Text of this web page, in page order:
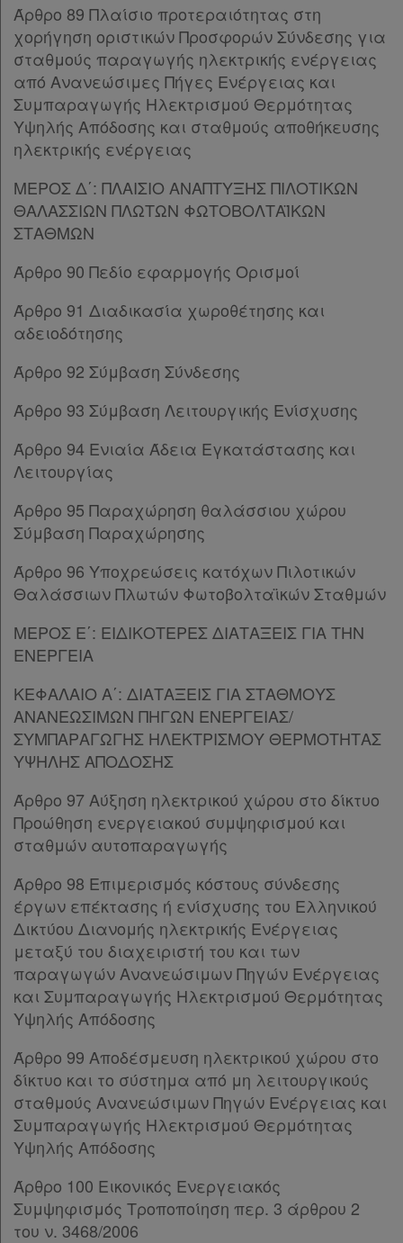
Άρθρο 54 [-]
Παρ.1
Παρ.2
Παρ.3
Παρ.4
Παρ.5
Παρ.6
Παρ.8
Παρ.9
Παρ.1
Παρ.2
Παρ.3
Άρθρο 56
Άρθρο 57
Παρ.1
Παρ.2
Παρ.3
Παρ.4
Παρ.5
ΜΕΡΟΣ Γ΄ [-]
Άρθρο 59
Άρθρο 60 [-]
Παρ.2
Άρθρο 61
Άρθρο 62
Άρθρο 63
Άρθρο 64
Άρθρο 66
Άρθρο 67
Άρθρο 68
Άρθρο 70
Άρθρο 71
Άρθρο 72
Άρθρο 73
Άρθρο 74
Άρθρο 75
Άρθρο 76
Άρθρο 77
Παρ.1
Παρ.2
Άρθρο 78
[-]
Παρ.1
Παρ.2
ΚΕΦΑΛΑΙΟ Β΄ [-]
Άρθρο 79
Άρθρο 80
Άρθρο 89 Πλαίσιο προτεραιότητας στη
χορήγηση οριστικών Προσφορών Σύνδεσης για
σταθμούς παραγωγής ηλεκτρικής ενέργειας
από Ανανεώσιμες Πήγες Ενέργειας και
Συμπαραγωγής Ηλεκτρισμού Θερμότητας
Υψηλής Απόδοσης και σταθμούς αποθήκευσης
ηλεκτρικής ενέργειας
ΜΕΡΟΣ Δ΄: ΠΛΑΙΣΙΟ ΑΝΑΠΤΥΞΗΣ ΠΙΛΟΤΙΚΩΝ
ΘΑΛΑΣΣΙΩΝ ΠΛΩΤΩΝ ΦΩΤΟΒΟΛΤΑΪΚΩΝ
ΣΤΑΘΜΩΝ
Άρθρο 90 Πεδίο εφαρμογής Ορισμοί
Άρθρο 91 Διαδικασία χωροθέτησης και
αδειοδότησης
Άρθρο 92 Σύμβαση Σύνδεσης
Άρθρο 93 Σύμβαση Λειτουργικής Ενίσχυσης
Άρθρο 94 Ενιαία Άδεια Εγκατάστασης και
Λειτουργίας
Άρθρο 95 Παραχώρηση θαλάσσιου χώρου
Σύμβαση Παραχώρησης
Άρθρο 96 Υποχρεώσεις κατόχων Πιλοτικών
Θαλάσσιων Πλωτών Φωτοβολταϊκών Σταθμών
ΜΕΡΟΣ Ε΄: ΕΙΔΙΚΟΤΕΡΕΣ ΔΙΑΤΑΞΕΙΣ ΓΙΑ ΤΗΝ
ΕΝΕΡΓΕΙΑ
ΚΕΦΑΛΑΙΟ Α΄: ΔΙΑΤΑΞΕΙΣ ΓΙΑ ΣΤΑΘΜΟΥΣ
ΑΝΑΝΕΩΣΙΜΩΝ ΠΗΓΩΝ ΕΝΕΡΓΕΙΑΣ/
ΣΥΜΠΑΡΑΓΩΓΗΣ ΗΛΕΚΤΡΙΣΜΟΥ ΘΕΡΜΟΤΗΤΑΣ
ΥΨΗΛΗΣ ΑΠΟΔΟΣΗΣ
Άρθρο 97 Aύξηση ηλεκτρικού χώρου στο δίκτυο
Προώθηση ενεργειακού συμψηφισμού και
σταθμών αυτοπαραγωγής
Άρθρο 98 Επιμερισμός κόστους σύνδεσης
έργων επέκτασης ή ενίσχυσης του Ελληνικού
Δικτύου Διανομής ηλεκτρικής Ενέργειας
μεταξύ του διαχειριστή του και των
παραγωγών Ανανεώσιμων Πηγών Ενέργειας
και Συμπαραγωγής Ηλεκτρισμού Θερμότητας
Υψηλής Απόδοσης
Άρθρο 99 Αποδέσμευση ηλεκτρικού χώρου στο
δίκτυο και το σύστημα από μη λειτουργικούς
σταθμούς Ανανεώσιμων Πηγών Ενέργειας και
Συμπαραγωγής Ηλεκτρισμού Θερμότητας
Υψηλής Απόδοσης
Άρθρο 100 Εικονικός Ενεργειακός
Συμψηφισμός Τροποποίηση περ. 3 άρθρου 2
του ν. 3468/2006